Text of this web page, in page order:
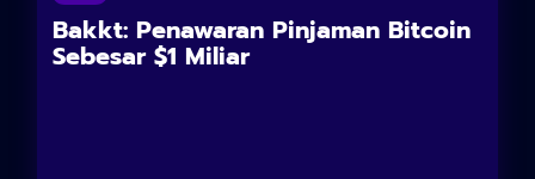
Bakkt: Penawaran Pinjaman Bitcoin
Sebesar $1 Miliar